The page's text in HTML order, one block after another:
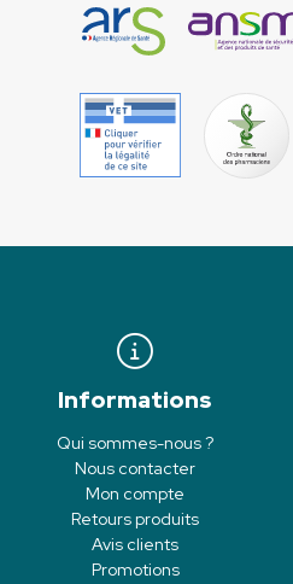
Informations
Qui sommes-nous ?
Nous contacter
Mon compte
Retours produits
Avis clients
Promotions